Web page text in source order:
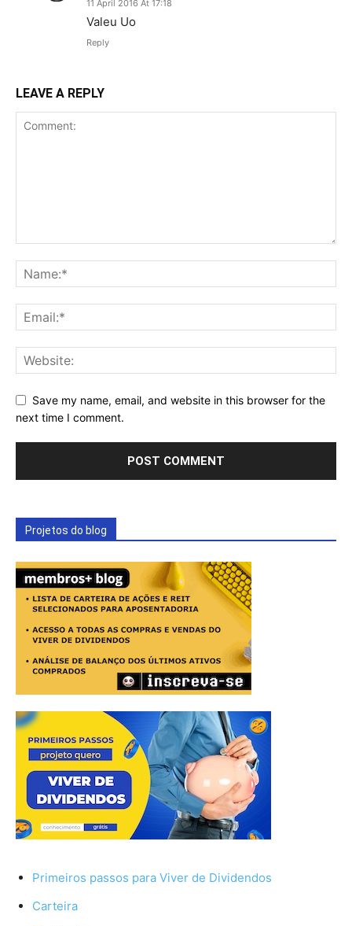
11 April 2016 At 17:18
Valeu Uo
Reply
LEAVE A REPLY
Save my name, email, and website in this browser for the
next time I comment.
Projetos do blog
Primeiros passos para Viver de Dividendos
Carteira